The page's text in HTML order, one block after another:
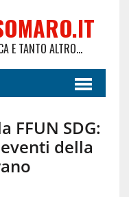
E TANTO ALTRO...
FFUN SDG:
della